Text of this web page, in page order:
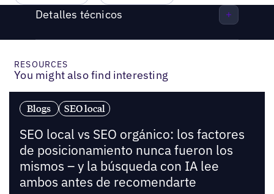
Detalles técnicos
RESOURCES
You might also find interesting
Blogs SEO local
SEO local vs SEO orgánico: los factores
de posicionamiento nunca fueron los
mismos – y la búsqueda con IA lee
ambos antes de recomendarte